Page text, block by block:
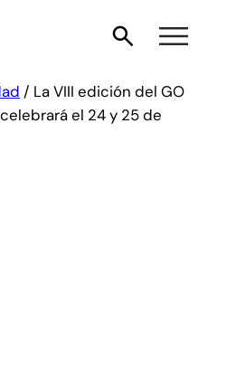
/ La VIII edición del GO
el 24 y 25 de